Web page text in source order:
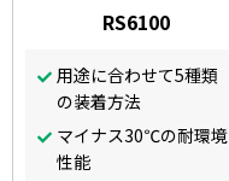
RS6100
用途に合わせて5種類
の装着方法
マイナス30℃の耐環境
性能